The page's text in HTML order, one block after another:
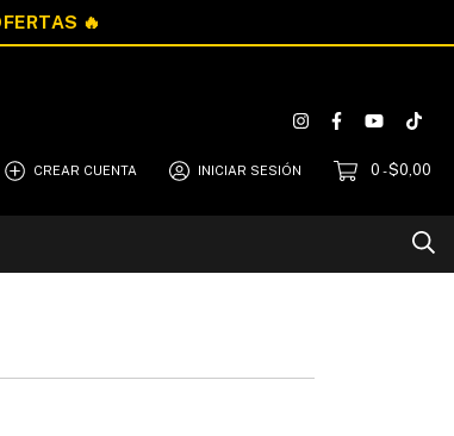
CREAR CUENTA INICIAR SESIÓN 0 -$0,00